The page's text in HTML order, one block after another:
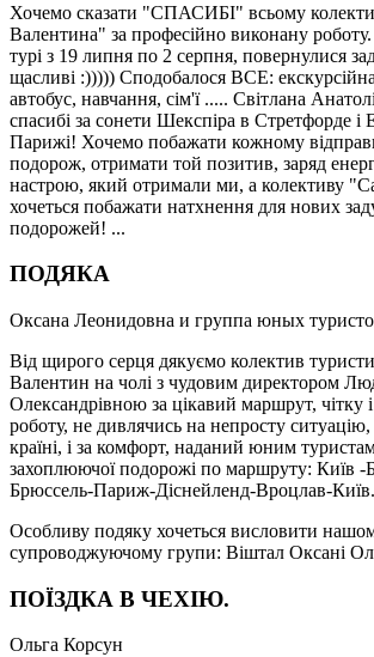
Хочемо сказати "СПАСИБІ" всьому
Валентина" за професійно виконану
турі з 19 липня по 2 серпня, повернулися
щасливі :))))) Сподобалося ВСЕ:
автобус, навчання, сім'ї ..... Світлана
спасибі за сонети Шекспіра в Стретфорде і
Парижі! Хочемо побажати кожному
подорож, отримати той позитив, заряд
настрою, який отримали ми, а колективу
хочеться побажати натхнення для нових
подорожей! ...
ПОДЯКА
Оксана Леонидовна и группа юных
Від щирого серця дякуємо колектив
Валентин на чолі з чудовим директором
Олександрівною за цікавий маршрут, чітку
роботу, не дивлячись на непросту
країні, і за комфорт, наданий юним
захоплюючої подорожі по маршруту: Київ -
Брюссель-Париж-Діснейленд-Вроцлав-Київ.
Особливу подяку хочеться висловити
супроводжуючому групи: Віштал Оксані
ПОЇЗДКА В ЧЕХІЮ.
Ольга Корсун